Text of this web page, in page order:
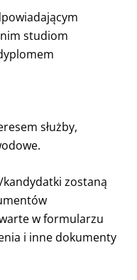
studiom
służby,
zostaną
w formularzu
i inne dokumenty